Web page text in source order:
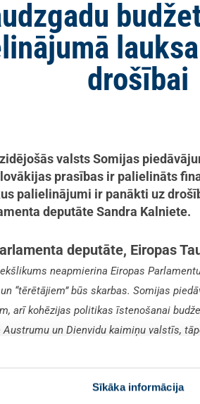
Sīkāka informācija
drošībai
valsts Somijas
prasības ir palielināts
palielinājumi ir panākti uz
deputāte Sandra Kalniete.
deputāte, Eiropas
neapmierina Eiropas
“tērētājiem” būs skarbas. Somijas
arī kohēzijas politikas īstenošanai
un Dienvidu kaimiņu valstīs,
aizsardzības spējas un būtu stiprs